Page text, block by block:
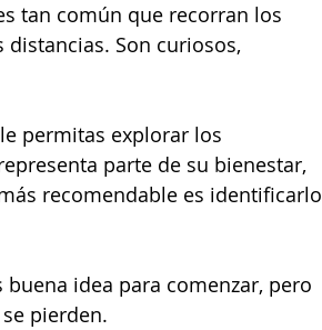
tan común que recorran los
Son curiosos,
permitas explorar los
parte de su bienestar,
recomendable es identificarlo
idea para comenzar, pero
pierden.